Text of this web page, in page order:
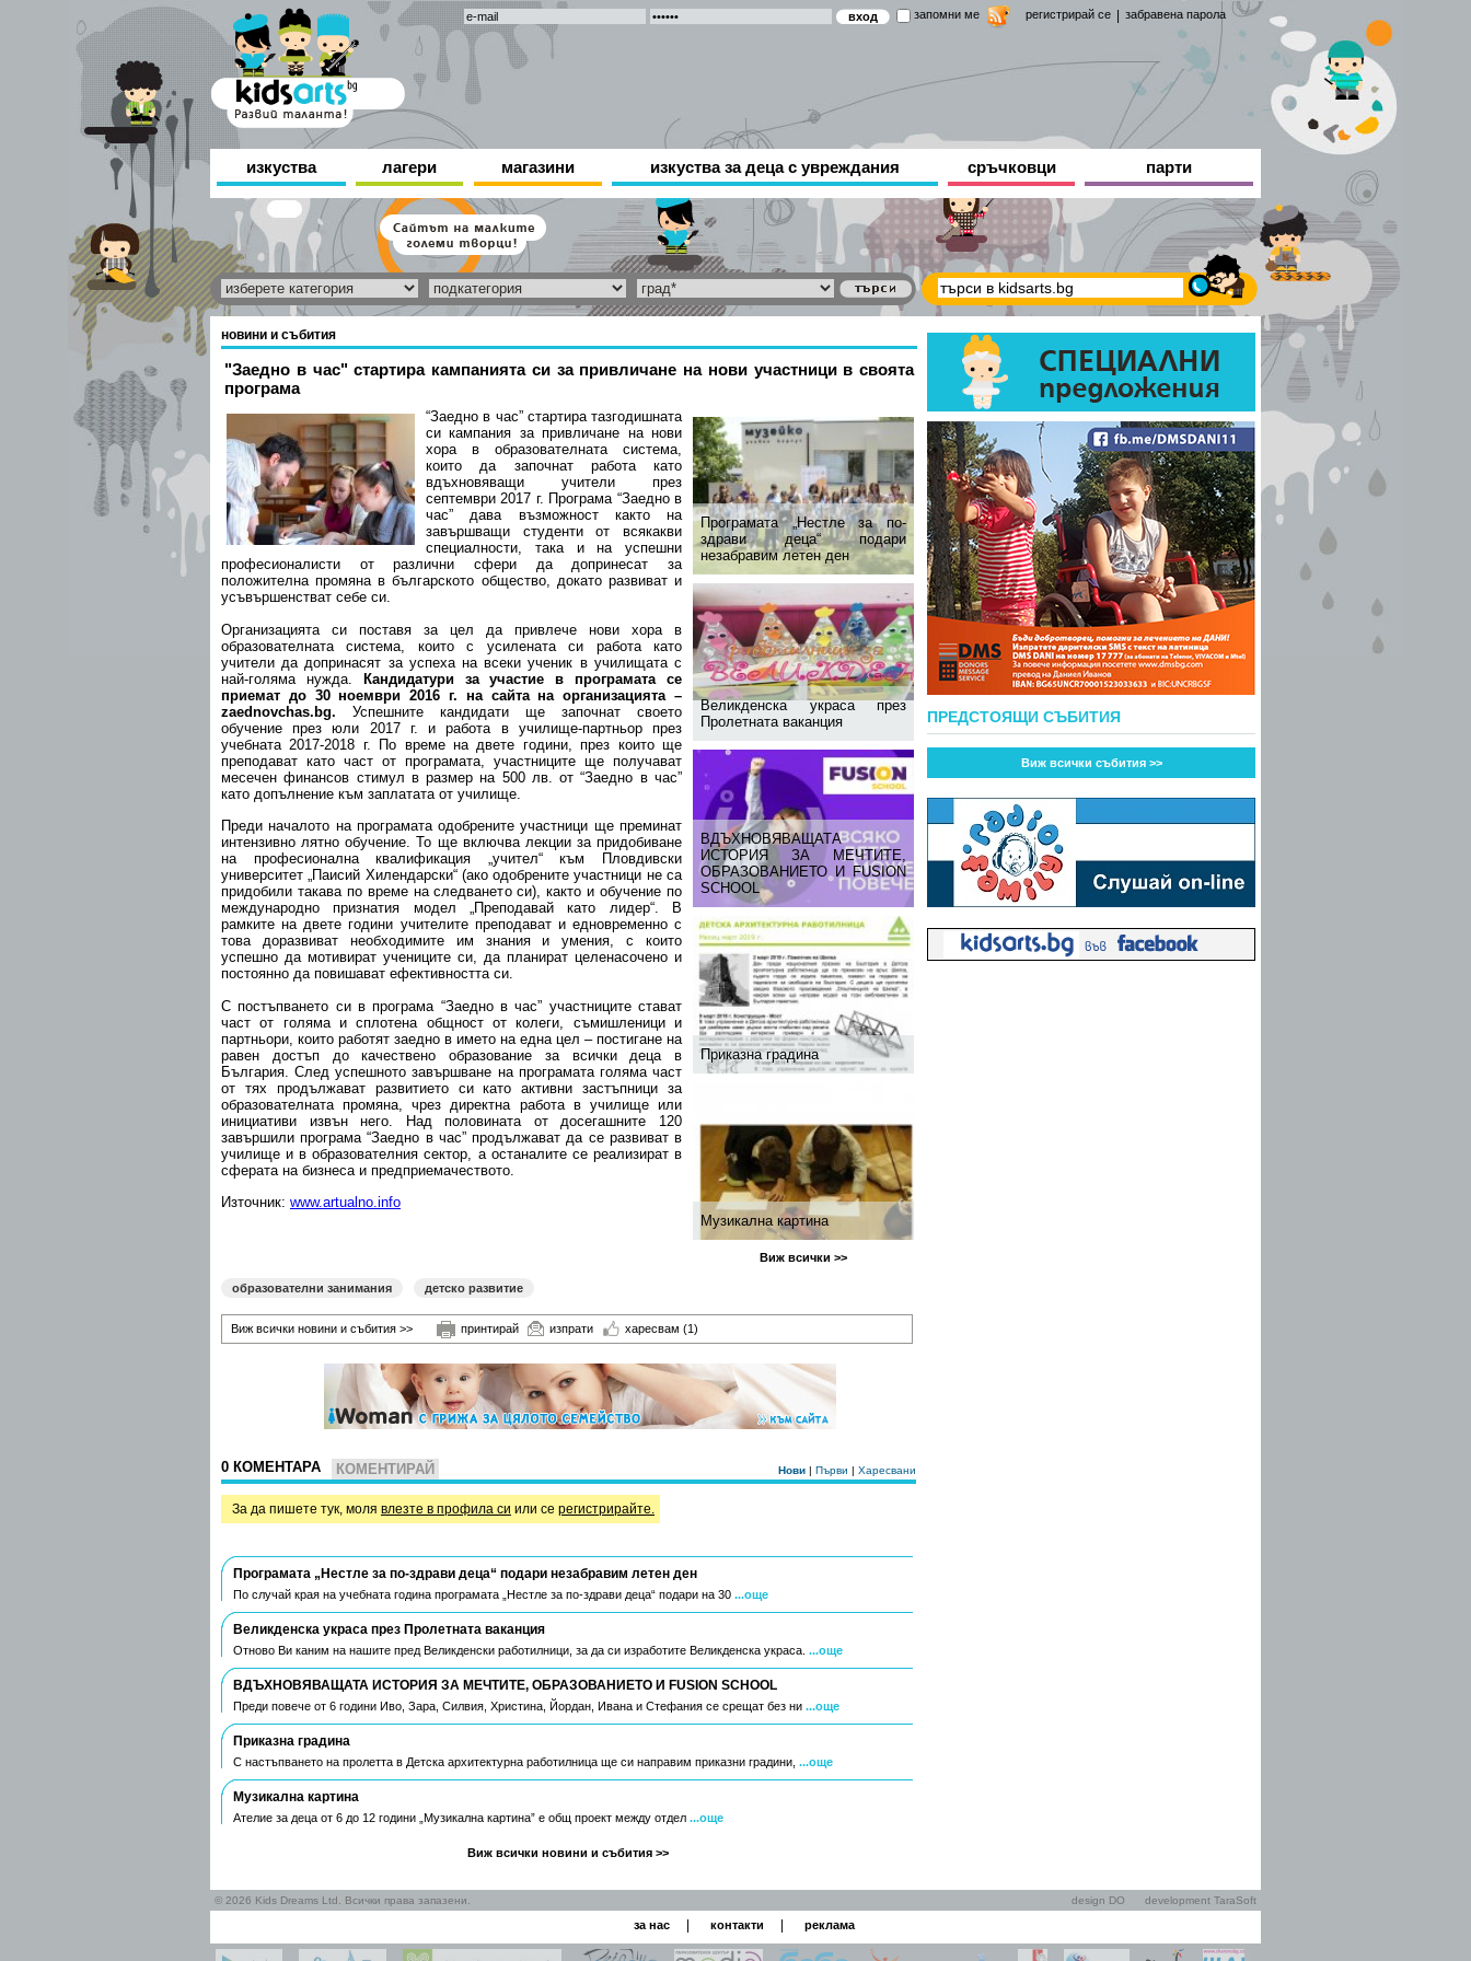
запомни ме регистрирай се забравена парола
изкуства лагери магазини изкуства за деца с увреждания сръчковци парти
новини и събития
"Заедно в час" стартира кампанията си за привличане на нови участници в своята
програма
Програмата „Нестле за по-
здрави деца“ подари
незабравим летен ден
Великденска украса през
Пролетната ваканция
ВДЪХНОВЯВАЩАТА
ИСТОРИЯ ЗА МЕЧТИТЕ,
ОБРАЗОВАНИЕТО И FUSION
SCHOOL
Приказна градина
Музикална картина
Виж всички >>
“Заедно в час” стартира тазгодишната
си кампания за привличане на нови
хора в образователната система,
които да започнат работа като
вдъхновяващи учители през
септември 2017 г. Програма “Заедно в
час” дава възможност както на
завършващи студенти от всякакви
специалности, така и на успешни
професионалисти от различни сфери да допринесат за
положителна промяна в българското общество, докато развиват и
усъвършенстват себе си.
Организацията си поставя за цел да привлече нови хора в
образователната система, които с усилената си работа като
учители да допринасят за успеха на всеки ученик в училищата с
най-голяма нужда. Кандидатури за участие в програмата се
приемат до 30 ноември 2016 г. на сайта на организацията –
zaednovchas.bg. Успешните кандидати ще започнат своето
обучение през юли 2017 г. и работа в училище-партньор през
учебната 2017-2018 г. По време на двете години, през които ще
преподават като част от програмата, участниците ще получават
месечен финансов стимул в размер на 500 лв. от “Заедно в час”
като допълнение към заплатата от училище.
Преди началото на програмата одобрените участници ще преминат
интензивно лятно обучение. То ще включва лекции за придобиване
на професионална квалификация „учител“ към Пловдивски
университет „Паисий Хилендарски“ (ако одобрените участници не са
придобили такава по време на следването си), както и обучение по
международно признатия модел „Преподавай като лидер“. В
рамките на двете години учителите преподават и едновременно с
това доразвиват необходимите им знания и умения, с които
успешно да мотивират учениците си, да планират целенасочено и
постоянно да повишават ефективността си.
С постъпването си в програма “Заедно в час” участниците стават
част от голяма и сплотена общност от колеги, съмишленици и
партньори, които работят заедно в името на една цел – постигане на
равен достъп до качествено образование за всички деца в
България. След успешното завършване на програмата голяма част
от тях продължават развитието си като активни застъпници за
образователната промяна, чрез директна работа в училище или
инициативи извън него. Над половината от досегашните 120
завършили програма “Заедно в час” продължават да се развиват в
училище и в образователния сектор, а останалите се реализират в
сферата на бизнеса и предприемачеството.
Източник: www.artualno.info
образователни занимания детско развитие
Виж всички новини и събития >> принтирай изпрати харесвам (1)
0 КОМЕНТАРА КОМЕНТИРАЙ Нови | Първи | Харесвани
За да пишете тук, моля влезте в профила си или се регистрирайте.
Програмата „Нестле за по-здрави деца“ подари незабравим летен ден
По случай края на учебната година програмата „Нестле за по-здрави деца“ подари на 30 ...още
Великденска украса през Пролетната ваканция
Отново Ви каним на нашите пред Великденски работилници, за да си изработите Великденска украса. ...още
ВДЪХНОВЯВАЩАТА ИСТОРИЯ ЗА МЕЧТИТЕ, ОБРАЗОВАНИЕТО И FUSION SCHOOL
Преди повече от 6 години Иво, Зара, Силвия, Христина, Йордан, Ивана и Стефания се срещат без ни ...още
Приказна градина
С настъпването на пролетта в Детска архитектурна работилница ще си направим приказни градини, ...още
Музикална картина
Ателие за деца от 6 до 12 години „Музикална картина” е общ проект между отдел ...още
Виж всички новини и събития >>
ПРЕДСТОЯЩИ СЪБИТИЯ
Виж всички събития >>
© 2026 Kids Dreams Ltd. Всички права запазени. design DO development TaraSoft
за нас контакти реклама